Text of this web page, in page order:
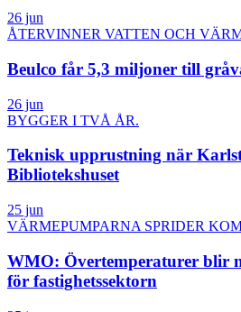
26 jun
ÅTERVINNER VATTEN OCH
Beulco får 5,3 miljoner till
26 jun
BYGGER I TVÅ ÅR.
Teknisk upprustning när
Bibliotekshuset
25 jun
VÄRMEPUMPARNA SPRIDER
WMO: Övertemperaturer blir
för fastighetssektorn